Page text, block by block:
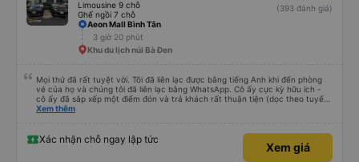
Limousine 9 chỗ
Ghế ngồi 7 chỗ
(393 đánh giá)
Aeon Mall Bình Tân
3 giờ 20 phút
Khu du lịch núi Bà Đen
Mọi thứ đã rất tuyệt vời. Tôi đã liên lạc được bằng tiếng Anh khi đến phòng
vé của họ và chúng tôi đã liên lạc bằng WhatsApp. Cô ấy cực kỳ hữu ích -
cô ấy đã sắp xếp một điểm đón và trả khách rất thuận tiện (dọc theo tuyến
đường của họ). Xe rộng rãi và thoải mái. Rất khuyến khích.
Xem thêm
Xác nhận chỗ ngay lập tức
Xem giá